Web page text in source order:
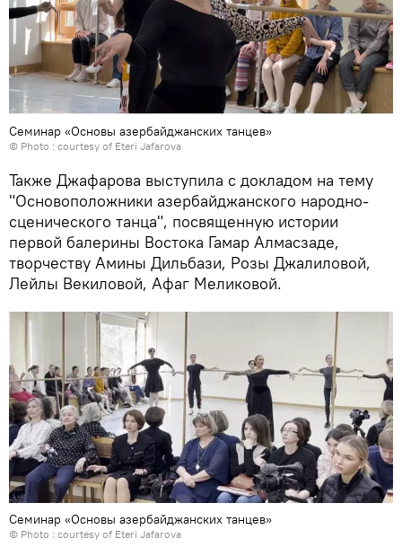
Семинар «Основы азербайджанских танцев»
© Photo : courtesy of Eteri Jafarova
Также Джафарова выступила с докладом на тему
"Основоположники азербайджанского народно-
сценического танца", посвященную истории
первой балерины Востока Гамар Алмасзаде,
творчеству Амины Дильбази, Розы Джалиловой,
Лейлы Векиловой, Афаг Меликовой.
Семинар «Основы азербайджанских танцев»
© Photo : courtesy of Eteri Jafarova